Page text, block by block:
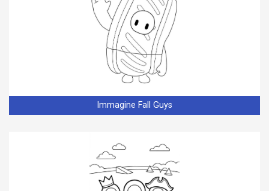
Immagine Fall Guys